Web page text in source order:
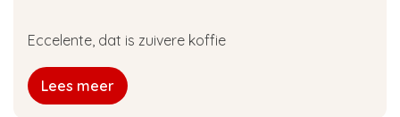
Eccelente, dat is zuivere koffie
Lees meer